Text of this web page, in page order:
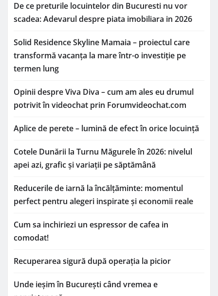
De ce preturile locuintelor din Bucuresti nu vor
scadea: Adevarul despre piata imobiliara in 2026
Solid Residence Skyline Mamaia – proiectul care
transformă vacanța la mare într-o investiție pe
termen lung
Opinii despre Viva Diva – cum am ales eu drumul
potrivit în videochat prin Forumvideochat.com
Aplice de perete – lumină de efect în orice locuință
Cotele Dunării la Turnu Măgurele în 2026: nivelul
apei azi, grafic și variații pe săptămână
Reducerile de iarnă la încălțăminte: momentul
perfect pentru alegeri inspirate și economii reale
Cum sa inchiriezi un espressor de cafea in
comodat!
Recuperarea sigură după operația la picior
Unde ieșim în București când vremea e